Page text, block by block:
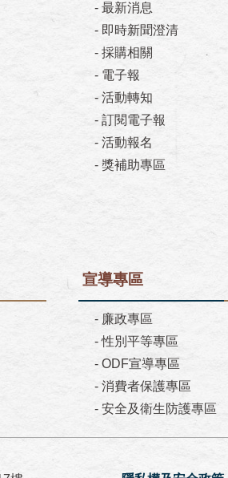
- 最新消息
- 即時新聞澄清
- 採購相關
- 電子報
- 活動轉知
- 訂閱電子報
- 活動報名
- 獎補助專區
宣導專區
- 廉政專區
-性別平等專區
- ODF宣導專區
- 消費者保護專區
- 安全及衛生防護專區